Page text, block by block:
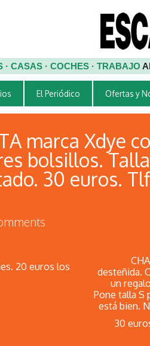
· CASAS · COCHES · TRABAJO
El Periódico Ofertas y
marca Xdye
bolsillos.
30 euros.
20 euros los
desteñida.
un
Pone talla S
está bien.
30